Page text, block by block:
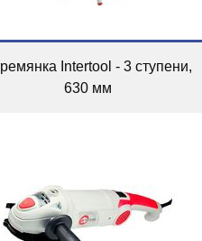
Intertool - 3 ступени,
630 мм